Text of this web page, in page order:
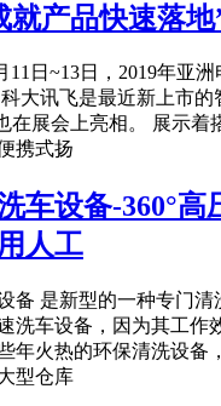
就产品快速落地
日~13日，2019年亚洲
大讯飞是最近新上市的
在展会上亮相。 展示着
携式扬
车设备-360°高
人工
备 是新型的一种专门清
洗车设备，因为其工作
年火热的环保清洗设备
型仓库